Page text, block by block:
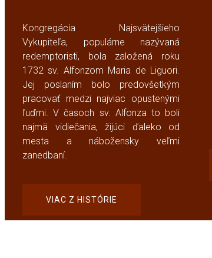
Kongregácia Najsvätejšieho
Vykupiteľa, populárne nazývaná
redemptoristi, bola založená roku
1732sv. Alfonzom Maria de Liguori.
Jej poslaním bolo predovšetkým
pracovať medzi najviac opustenými
ľuďmi. V časoch sv. Alfonza to boli
najmä vidiečania, žijúci ďaleko od
mesta a nábožensky veľmi
zanedbaní.
VIAC Z HISTÓRIE